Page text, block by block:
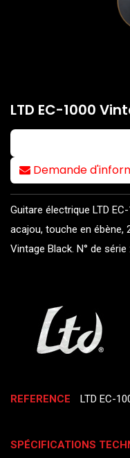
LTD EC-1000
Demande
Guitare électrique LTD
acajou, touche en ébène,
Vintage Black. N° de série
REFERENCE LTD EC-
SPÉCIFICATIONS